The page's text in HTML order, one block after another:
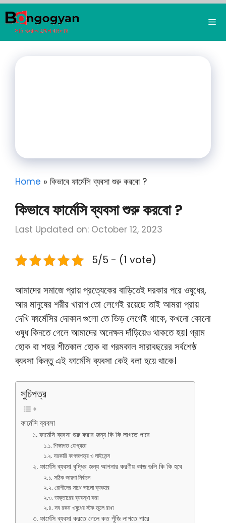
Skip
to
content
Home » কিভাবে ফার্মেসি ব্যবসা শুরু করবো ?
কিভাবে ফার্মেসি ব্যবসা শুরু করবো ?
Last Updated on: October 12, 2023
5/5 - (1 vote)
আমাদের সমাজে প্রায় প্রত্যেকের বাড়িতেই দরকার পরে ওষুধের,
আর মানুষের শরীর খারাপ তো লেগেই রয়েছে তাই আমরা প্রায়
দেখি ফার্মেসির দোকান গুলো তে ভিড় লেগেই থাকে, কখনো কোনো
ওষুধ কিনতে গেলে আমাদের অনেক্ষন দাঁড়িয়েও থাকতে হয়। গ্রাম
হোক বা শহর শীতকাল হোক বা গরমকাল সারাবছরের সর্বশেষ্ঠ
ব্যবসা কিন্তু এই ফার্মেসি ব্যবসা কেই বলা হয়ে থাকে।
সুচিপত্র
ফার্মেসি ব্যবসা
১. ফার্মেসি ব্যবসা শুরু করার জন্য কি কি লাগতে পারে
১.১. শিক্ষাগত যোগ্যতা
১.২. দরকারি কাগজপত্র ও লাইসেন্স
২. ফার্মেসি ব্যবসা বৃদ্ধির জন্য আপনার করণীয় কাজ গুলি কি কি হবে
২.১. সঠিক জায়গা নির্বাচন
২.২. রোগীদের সাথে ভালো ব্যবহার
২.৩. ডাক্তারের ব্যবস্থা করা
২.৪. সব রকম ওষুধের স্টক তুলে রাখা
৩. ফার্মেসি ব্যবসা করতে গেলে কত পুঁজি লাগতে পারে